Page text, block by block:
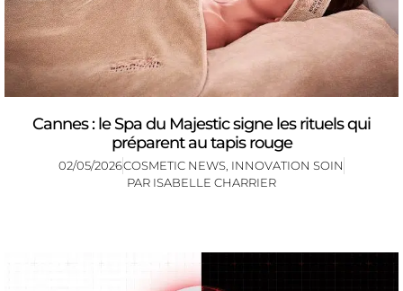
Cannes : le Spa du Majestic signe les rituels qui
préparent au tapis rouge
02/05/2026COSMETIC NEWS INNOVATION SOIN
PAR ISABELLE CHARRIER